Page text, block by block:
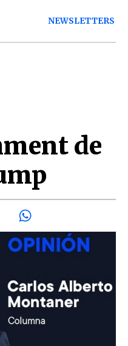
NEWSLETTERS
de